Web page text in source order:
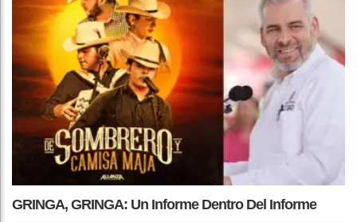
GRINGA, GRINGA: Un Informe Dentro Del Informe